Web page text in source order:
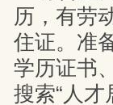
历，有劳
住证。准
学历证书
搜索“人